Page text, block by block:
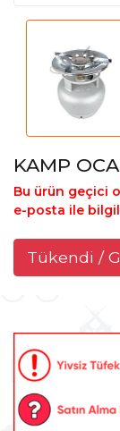
KAMP
Bu ürün geçici
e-posta ile
Tükendi /